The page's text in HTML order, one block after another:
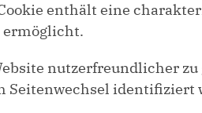
enthält eine
ermöglicht.
nutzerfreundlicher
Seitenwechsel identifiziert